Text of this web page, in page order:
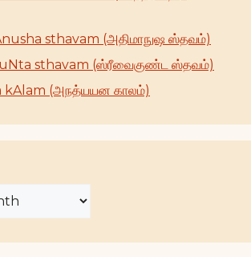
sthavam (அதிமாநுஷ ஸ்தவம்)
sthavam (ஸ்ரீவைகுண்ட ஸ்தவம்)
kAlam (அநத்யயன காலம்)